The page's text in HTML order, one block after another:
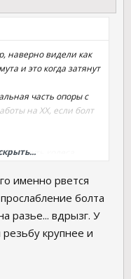
наверно видели как
и это когда затянут
часть опоры с
на ХХ, если болт
колеса
сильнее.
его тянуть
своему опыту
именно рвется
болта
разье... вдрызг. У
крупнее и